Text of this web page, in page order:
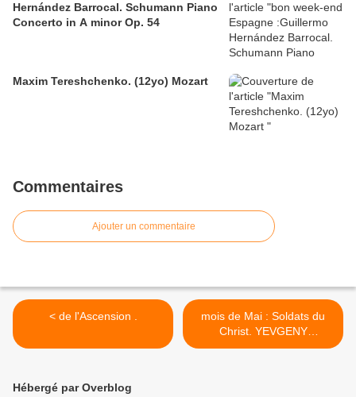
Hernández Barrocal. Schumann Piano
Concerto in A minor Op. 54
Maxim Tereshchenko. (12yo) Mozart
Commentaires
Ajouter un commentaire
< de l'Ascension .
mois de Mai : Soldats du
Christ. YEVGENY
RODIONOV don de force. >
Hébergé par Overblog